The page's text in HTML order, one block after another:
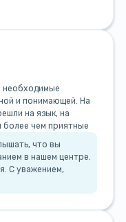
необходимые
и понимающей. На
на язык, на
чем приятные
что вы
в нашем центре.
С уважением,